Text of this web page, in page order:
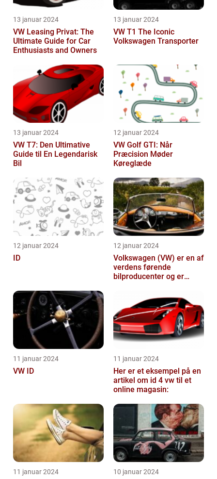
13 januar 2024
VW Leasing Privat: The
Ultimate Guide for Car
Enthusiasts and Owners
13 januar 2024
VW T1 The Iconic
Volkswagen Transporter
13 januar 2024
VW T7: Den Ultimative
Guide til En Legendarisk
Bil
12 januar 2024
VW Golf GTI: Når
Præcision Møder
Køreglæde
12 januar 2024
ID
12 januar 2024
Volkswagen (VW) er en af
verdens førende
bilproducenter og er
kvalitetsbiler til...
11 januar 2024
VW ID
11 januar 2024
Her er et eksempel på en
artikel om id 4 vw til et
online magasin:
11 januar 2024 10 januar 2024